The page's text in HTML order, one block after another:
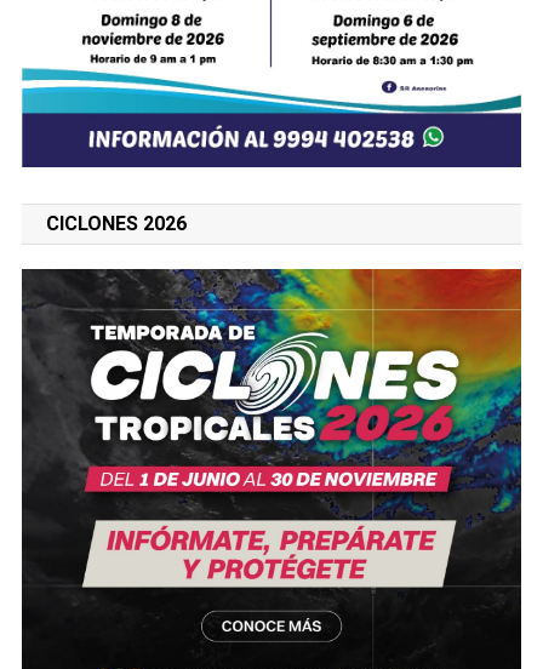
CICLONES 2026